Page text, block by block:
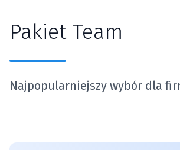
Pakiet Team
Najpopularniejszy wybór dla